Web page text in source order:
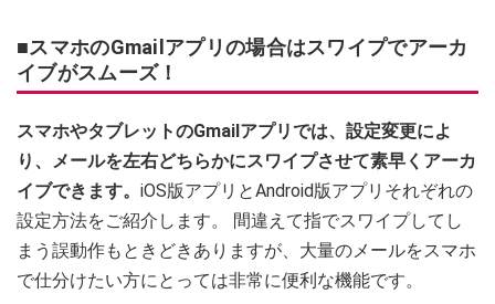
■スマホのGmailアプリの場合はスワイプでアーカ
イブがスムーズ！
スマホやタブレットのGmailアプリでは、設定変更によ
り、メールを左右どちらかにスワイプさせて素早くアーカ
イブできます。 iOS版アプリとAndroid版アプリそれぞれの
設定方法をご紹介します。 間違えて指でスワイプしてし
まう誤動作もときどきありますが、大量のメールをスマホ
で仕分けたい方にとっては非常に便利な機能です。